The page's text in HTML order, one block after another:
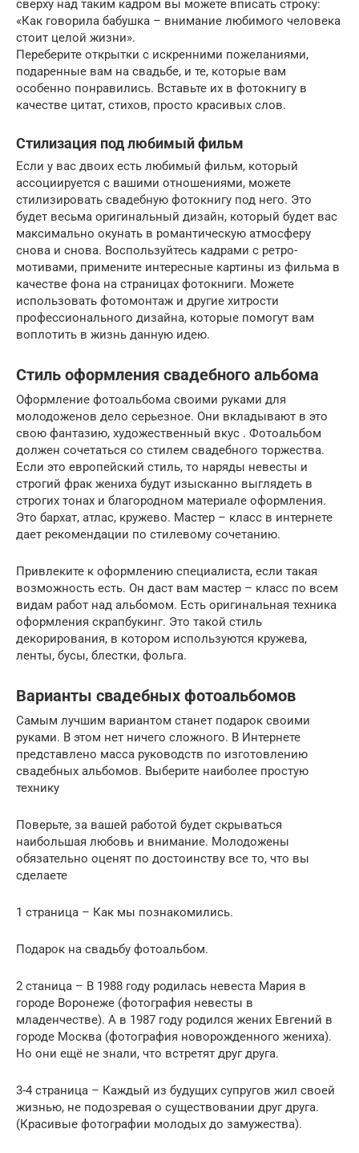
сверху над таким кадром вы можете вписать строку:
«Как говорила бабушка – внимание любимого человека
стоит целой жизни».
Переберите открытки с искренними пожеланиями,
подаренные вам на свадьбе, и те, которые вам
особенно понравились. Вставьте их в фотокнигу в
качестве цитат, стихов, просто красивых слов.
Стилизация под любимый фильм
Если у вас двоих есть любимый фильм, который
ассоциируется с вашими отношениями, можете
стилизировать свадебную фотокнигу под него. Это
будет весьма оригинальный дизайн, который будет вас
максимально окунать в романтическую атмосферу
снова и снова. Воспользуйтесь кадрами с ретро-
мотивами, примените интересные картины из фильма в
качестве фона на страницах фотокниги. Можете
использовать фотомонтаж и другие хитрости
профессионального дизайна, которые помогут вам
воплотить в жизнь данную идею.
Стиль оформления свадебного альбома
Оформление фотоальбома своими руками для
молодоженов дело серьезное. Они вкладывают в это
свою фантазию, художественный вкус . Фотоальбом
должен сочетаться со стилем свадебного торжества.
Если это европейский стиль, то наряды невесты и
строгий фрак жениха будут изысканно выглядеть в
строгих тонах и благородном материале оформления.
Это бархат, атлас, кружево. Мастер – класс в интернете
дает рекомендации по стилевому сочетанию.
Привлеките к оформлению специалиста, если такая
возможность есть. Он даст вам мастер – класс по всем
видам работ над альбомом. Есть оригинальная техника
оформления скрапбукинг. Это такой стиль
декорирования, в котором используются кружева,
ленты, бусы, блестки, фольга.
Варианты свадебных фотоальбомов
Самым лучшим вариантом станет подарок своими
руками. В этом нет ничего сложного. В Интернете
представлено масса руководств по изготовлению
свадебных альбомов. Выберите наиболее простую
технику
Поверьте, за вашей работой будет скрываться
наибольшая любовь и внимание. Молодожены
обязательно оценят по достоинству все то, что вы
сделаете
1 страница – Как мы познакомились.
Подарок на свадьбу фотоальбом.
2 станица – В 1988 году родилась невеста Мария в
городе Воронеже (фотография невесты в
младенчестве). А в 1987 году родился жених Евгений в
городе Москва (фотография новорожденного жениха).
Но они ещё не знали, что встретят друг друга.
3-4 страница – Каждый из будущих супругов жил своей
жизнью, не подозревая о существовании друг друга.
(Красивые фотографии молодых до замужества).